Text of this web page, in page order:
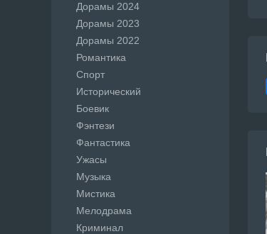
Дорамы 2024
Дорамы 2023
Дорамы 2022
Романтика
Спорт
Исторический
Боевик
Фэнтези
Фантастика
Ужасы
Музыка
Мистика
Мелодрама
Криминал